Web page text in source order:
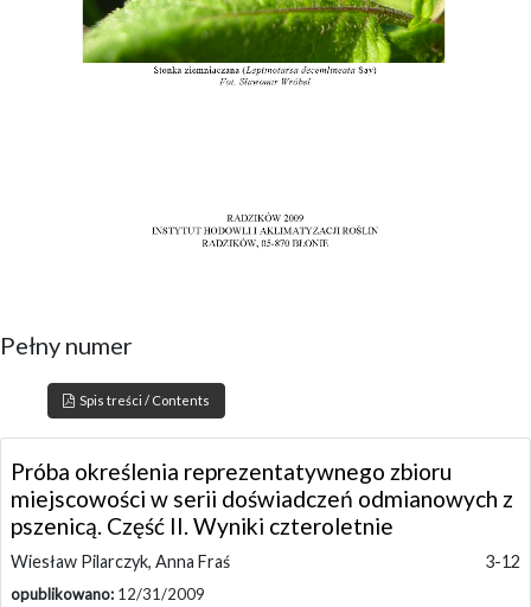
Pełny numer
Spis treści / Contents
Próba określenia reprezentatywnego zbioru
miejscowości w serii doświadczeń odmianowych z
pszenicą. Część II. Wyniki czteroletnie
Wiesław Pilarczyk, Anna Fraś 3-12
opublikowano: 12/31/2009